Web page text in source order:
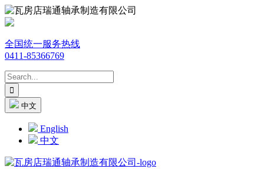
全国统一服务热线
0411-85366769
中文
English
中文